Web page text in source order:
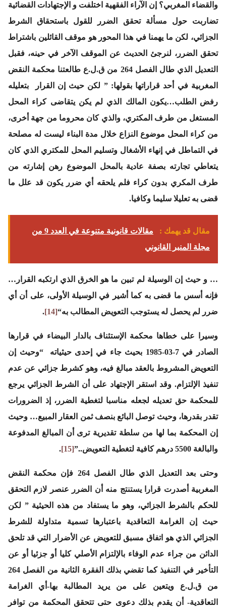
والقضاء المغربي؟ إن الآراء الفقهية اختلفت و الإجتهادات القضائية
تضاربت حول مسألة تحقق الضرر للقول باستحقاق الشرط
الجزائي، لكن ما يهمنا في هذا المحور هو موقف القائلين باشتراط
تحقق الضرر، لنرجئ الحديث عن الموقف الآخر في حينه، فقبل
التعديل الذي طال الفصل 264 من ق.ل.ع طالعتنا محكمة النقض
المغربية في أحد قراراتها بقولها: ” لكن حيث إن القرار بتعليله
رفض الطلب…يكون المالك الذي لم يكن يتقاضى كراء المحل
المستغل من طرف المكتري، والذي كان محروما من جهة أخرى،
من كراء المحل موضوع النزاع خلال مدة البناء ليست له مصلحة
في التماطل في إنهاء الأشغال وتسليم المحل للمكتري الذي كان
يتعاطي تجارته بصفة عادية بالمحل الموضوع رهن إشارته من
طرف المكري بدون كراء فلم يلحقه أي ضرر يكون قد علل ما
قضى به تعليلا سليما وكافيا.
مقال قد يهمك :
مقالات قانونية متنوعة في العدد 9 من
مجلة المنبر القانوني
… و حيث إن الوسيلة لم تبين ما هو الخرق الذي ارتكبه القرار…
فإنه أسس ما قضى به كما أشير في الوسيلة الأولى، على أن أي
ضرر لم يحصل له يستوجب التعويض المطالب به“
[14]
.
وسيرا على خطاها محكمة الإستئناف بالدار البيضاء في قرارها
الصادر في 7-03-1985 بحيث جاء في إحدى حيثياته
“وحيث إن
التعويض المشروط بالعقد مبالغ فيه، وهو كشرط جزائي عن عدم
تنفيذ الإلتزام. وقد استقر الإجتهاد على أن الشرط الجزائي يرجع
للمحكمة حق تعديله لجعله مناسبا لتغطية الضرر، إذ الضرورات
تقدر بقدرها، وحيث توصل البائع بنصف ثمن العقار المبيع… وحيث
إن المحكمة بما لها من سلطة تقديرية ترى أن المبالغ المدفوعة
والبالغة 5500 درهم كافية لتغطية التعويض..”
[15]
.
وحتى بعد التعديل الذي طال الفصل 264 فإن محكمة النقض
المغربية أصدرت قرارا يستنتج منه أن الضرر عنصر لازم التحقق
للحكم بالشرط الجزائي، وهو ما يستفاد من هذه الحيثية” لكن
حيث إن الغرامة التعاقدية باعتبارها تسمية متداولة للشرط
الجزائي الذي هو اتفاق مسبق للتعويض عن الأضرار التي قد تلحق
الدائن من جراء عدم الوفاء بالإلتزام الأصلي كليا أو جزئيا أو عن
التأخير في التنفيذ كما تقضي بذلك الفقرة الثانية من الفصل 264
من ق.ل.ع ويتعين على من يريد المطالبة بها-أي الغرامة
التعاقدية- أن يقدم بذلك دعوى حتى تتحقق المحكمة من توافر